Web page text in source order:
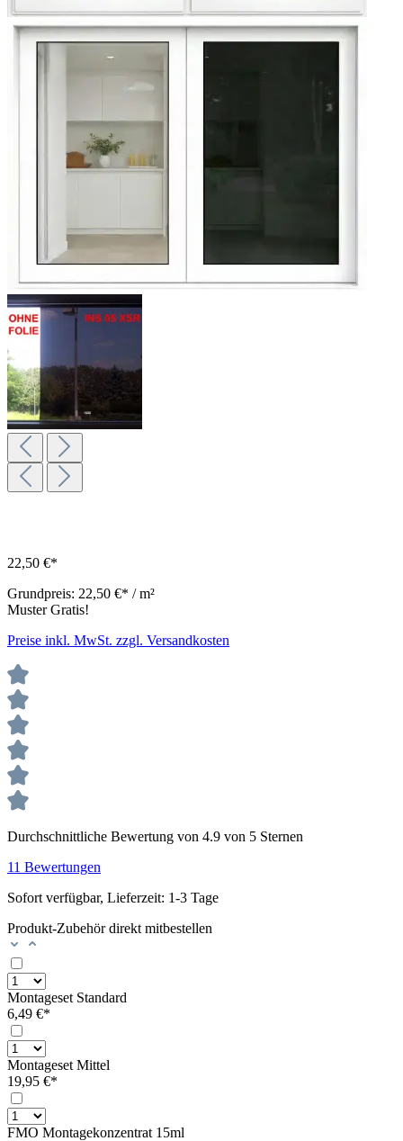
22,50 €*
Grundpreis: 22,50 €* / m²
Muster Gratis!
Preise inkl. MwSt. zzgl. Versandkosten
Durchschnittliche Bewertung von 4.9 von 5 Sternen
11 Bewertungen
Sofort verfügbar, Lieferzeit: 1-3 Tage
Produkt-Zubehör direkt mitbestellen
Montageset Standard
6,49 €*
Montageset Mittel
19,95 €*
FMO Montagekonzentrat 15ml